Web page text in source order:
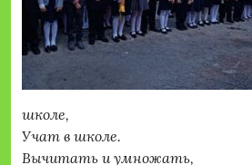
школе,
Учат в школе.
Вычитать и умножать,